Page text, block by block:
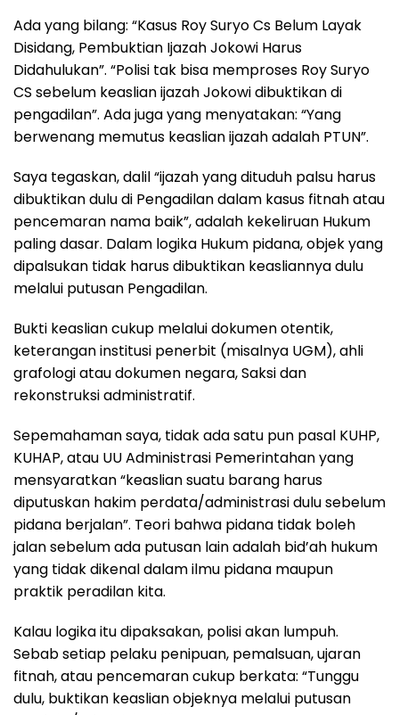
Ada yang bilang: “Kasus Roy Suryo Cs Belum Layak
Disidang, Pembuktian Ijazah Jokowi Harus
Didahulukan”. “Polisi tak bisa memproses Roy Suryo
CS sebelum keaslian ijazah Jokowi dibuktikan di
pengadilan”. Ada juga yang menyatakan: “Yang
berwenang memutus keaslian ijazah adalah PTUN”.
Saya tegaskan, dalil “ijazah yang dituduh palsu harus
dibuktikan dulu di Pengadilan dalam kasus fitnah atau
pencemaran nama baik”, adalah kekeliruan Hukum
paling dasar. Dalam logika Hukum pidana, objek yang
dipalsukan tidak harus dibuktikan keasliannya dulu
melalui putusan Pengadilan.
Bukti keaslian cukup melalui dokumen otentik,
keterangan institusi penerbit (misalnya UGM), ahli
grafologi atau dokumen negara, Saksi dan
rekonstruksi administratif.
Sepemahaman saya, tidak ada satu pun pasal KUHP,
KUHAP, atau UU Administrasi Pemerintahan yang
mensyaratkan “keaslian suatu barang harus
diputuskan hakim perdata/administrasi dulu sebelum
pidana berjalan”. Teori bahwa pidana tidak boleh
jalan sebelum ada putusan lain adalah bid’ah hukum
yang tidak dikenal dalam ilmu pidana maupun
praktik peradilan kita.
Kalau logika itu dipaksakan, polisi akan lumpuh.
Sebab setiap pelaku penipuan, pemalsuan, ujaran
fitnah, atau pencemaran cukup berkata: “Tunggu
dulu, buktikan keaslian objeknya melalui putusan